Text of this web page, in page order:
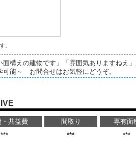
。
面構えの建物です」「雰囲気ありますねえ
可能～ お問合せはお気軽にどうぞ。
共益費 間取り 専有面
*** *** ***